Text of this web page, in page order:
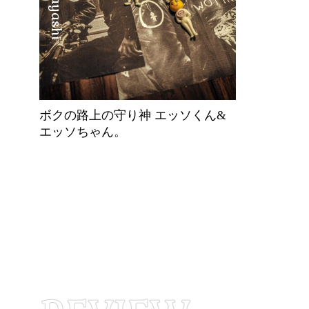
ボクの路上の守り神 エッソくん&
エッソちゃん。